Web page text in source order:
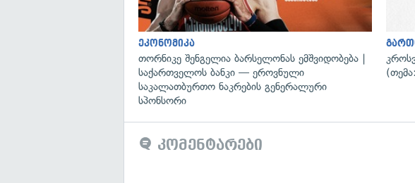
ეკონომიკა
თორნიკე შენგელია ბარსელონას ემშვიდობება |
საქართველოს ბანკი — ეროვნული
საკალათბურთო ნაკრების გენერალური
სპონსორი
კომენტარები